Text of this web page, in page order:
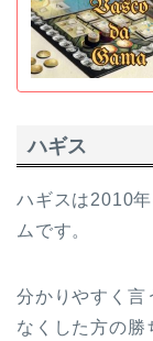
ハギス
ハギスは2010
ムです。
分かりやすく言
なくした方の勝